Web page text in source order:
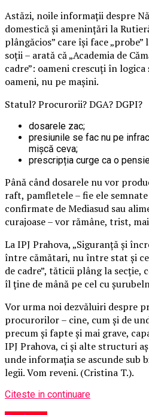
Astăzi, noile informații despre
domestică și amenințări la
plângăcios” care își face
soții – arată că „Academia de
cadre”: oameni crescuți în
oameni, nu pe mașini.
Statul? Procurorii? DGA? DGPI?
dosarele zac;
presiunile se fac nu pe
mișcă ceva;
prescripția curge ca o
Până când dosarele nu vor
raft, pamfletele – fie ele
confirmate de Mediasud sau
curajoase – vor rămâne, trist,
La IPJ Prahova, „Siguranță și
între cămătari, nu între stat și
de cadre”, tăticii plâng la secție,
îl ține de mână pe cel cu
Vor urma noi dezvăluiri despre
procurorilor – cine, cum și de
precum și fapte și mai grave,
IPJ Prahova, ci și alte structuri
unde informația se ascunde sub
legii. Vom reveni. (Cristina T.).
Citeste in continuare